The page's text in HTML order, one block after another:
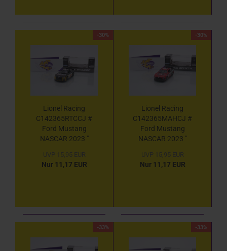
-30%
Lionel Racing
C142365RTCCJ #
Ford Mustang
NASCAR 2023 "
Truck Centers " 1:64
UVP 15,95 EUR
Nur 11,17 EUR
-30%
Lionel Racing
C142365MAHCJ #
Ford Mustang
NASCAR 2023 "
Mahindra Tractors "
1:64
UVP 15,95 EUR
Nur 11,17 EUR
-33% -33%